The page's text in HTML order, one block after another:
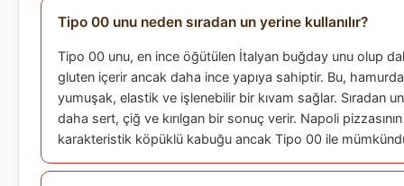
Tipo 00 unu neden sıradan un yerine kullanılır?
Tipo 00 unu, en ince öğütülen İtalyan buğday unu olup
gluten içerir ancak daha ince yapıya sahiptir. Bu,
yumuşak, elastik ve işlenebilir bir kıvam sağlar. Sıradan
daha sert, çiğ ve kırılgan bir sonuç verir. Napoli pizzasının
karakteristik köpüklü kabuğu ancak Tipo 00 ile